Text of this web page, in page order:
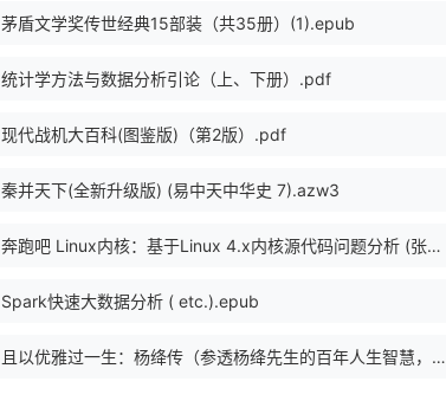
茅盾文学奖传世经典15部装（共35册）(1).epub
统计学方法与数据分析引论（上、下册）.pdf
现代战机大百科(图鉴版)（第2版）.pdf
秦并天下(全新升级版) (易中天中华史 7).azw3
奔跑吧 Linux内核：基于Linux 4.x内核源代码问题分析 (张天飞).pdf
Spark快速大数据分析 ( etc.).epub
且以优雅过一生：杨绛传（参透杨绛先生的百年人生智慧，做一个明媚从容、淡定优雅的女子。不妥协，不慌张，不迷茫，且以优雅过一生。）_1957654.mobi